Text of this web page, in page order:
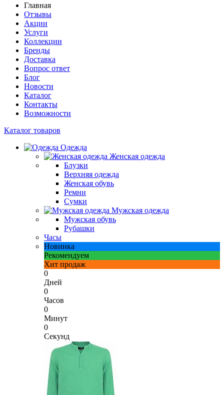
Главная
Отзывы
Акции
Услуги
Коллекции
Бренды
Доставка
Вопрос ответ
Блог
Новости
Каталог
Контакты
Возможности
Каталог товаров
Одежда
Женская одежда
Блузки
Верхняя одежда
Женская обувь
Ремни
Сумки
Мужская одежда
Мужская обувь
Рубашки
Часы
Новинка
Рекомендуем
Хит продаж
0
Дней
0
Часов
0
Минут
0
Секунд